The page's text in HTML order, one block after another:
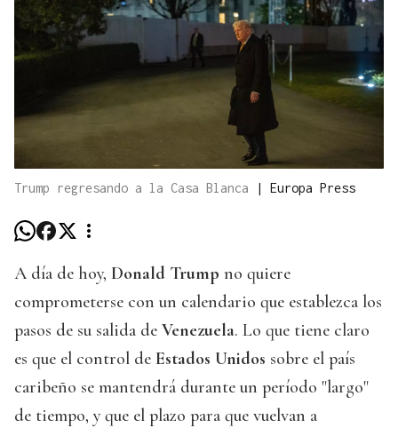
Trump regresando a la Casa Blanca | Europa Press
A día de hoy, Donald Trump no quiere
comprometerse con un calendario que establezca los
pasos de su salida de Venezuela. Lo que tiene claro
es que el control de Estados Unidos sobre el país
caribeño se mantendrá durante un período "largo"
de tiempo, y que el plazo para que vuelvan a